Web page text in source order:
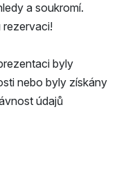
a soukromí.
rezervaci!
byly
nebo byly získány
údajů